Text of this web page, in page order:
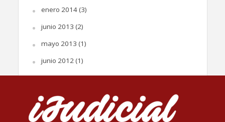
enero 2014(3)
junio 2013 (2)
mayo 2013 (1)
junio 2012 (1)